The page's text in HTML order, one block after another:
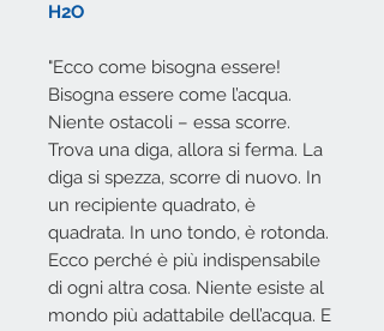
H2O
"Ecco come bisogna essere!
Bisogna essere come l’acqua.
Niente ostacoli – essa scorre.
Trova una diga, allora si ferma. La
diga si spezza, scorre di nuovo. In
un recipiente quadrato, è
quadrata. In uno tondo, è rotonda.
Ecco perché è più indispensabile
di ogni altra cosa. Niente esiste al
mondo più adattabile dell’acqua. E